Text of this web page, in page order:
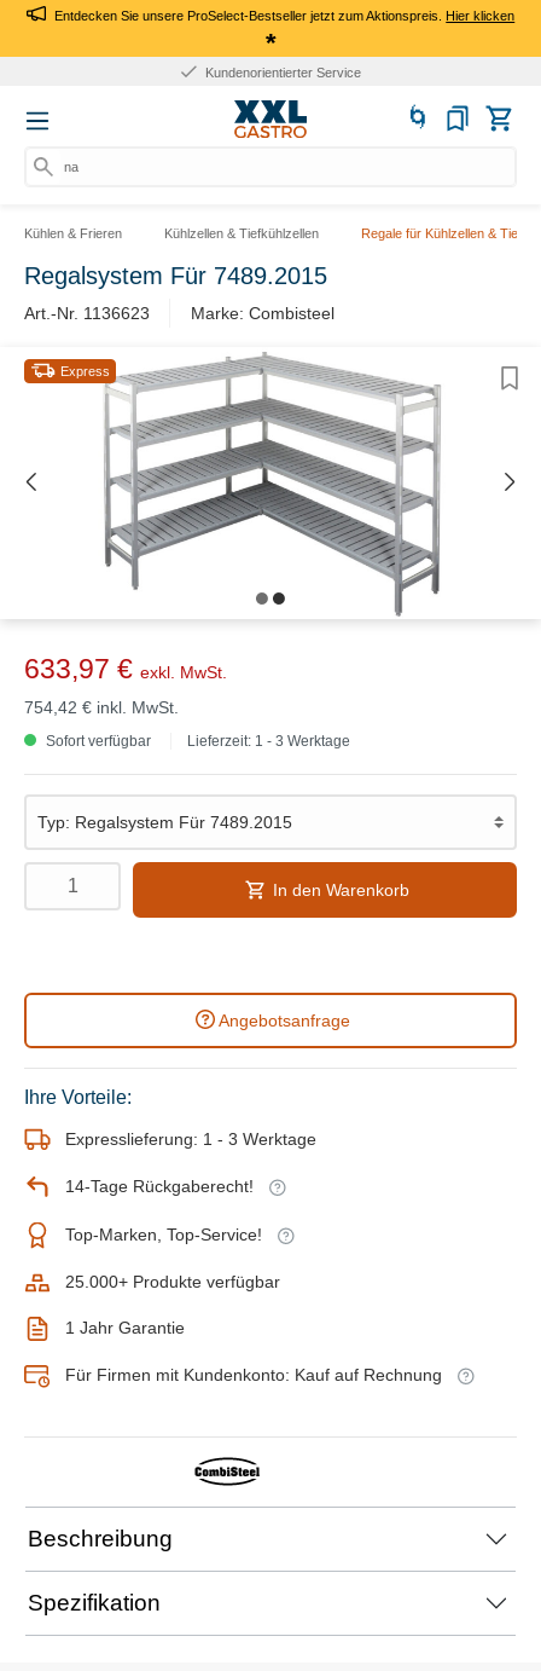
Entdecken Sie unsere ProSelect-Bestseller jetzt zum Aktionspreis.Hier klicken
*
Kundenorientierter Service
nach
Kühlen & Frieren Kühlzellen & Tiefkühlzellen Regale für Kühlzellen &
Regalsystem Für 7489.2015
Art.-Nr. 1136623 Marke: Combisteel
Express
633,97 € exkl. MwSt.
754,42 € inkl. MwSt.
Sofort verfügbar Lieferzeit: 1 - 3 Werktage
In den Warenkorb
Angebotsanfrage
Ihre Vorteile:
Expresslieferung: 1 - 3 Werktage
14-Tage Rückgaberecht!
Top-Marken, Top-Service!
25.000+ Produkte verfügbar
1 Jahr Garantie
Für Firmen mit Kundenkonto: Kauf auf Rechnung
Beschreibung
Spezifikation